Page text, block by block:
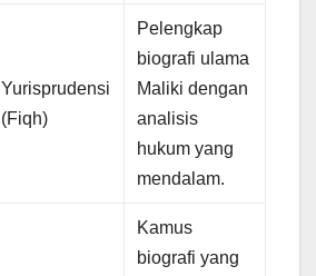
Yurisprudensi
(Fiqh)
Pelengkap
biografi ulama
Maliki dengan
analisis
hukum yang
mendalam.
Kamus
biografi yang